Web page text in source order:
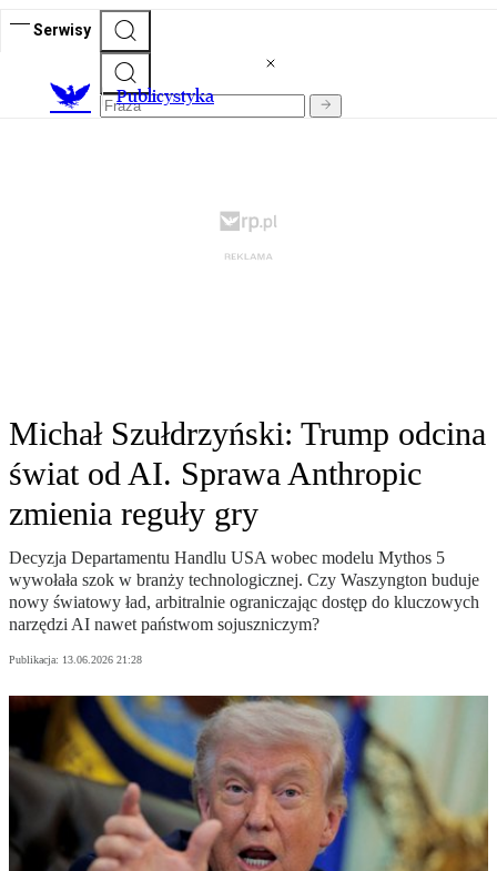
Serwisy
Publicystyka
Michał Szułdrzyński: Trump odcina
świat od AI. Sprawa Anthropic
zmienia reguły gry
Decyzja Departamentu Handlu USA wobec modelu Mythos 5
wywołała szok w branży technologicznej. Czy Waszyngton buduje
nowy światowy ład, arbitralnie ograniczając dostęp do kluczowych
narzędzi AI nawet państwom sojuszniczym?
Publikacja: 13.06.2026 21:28